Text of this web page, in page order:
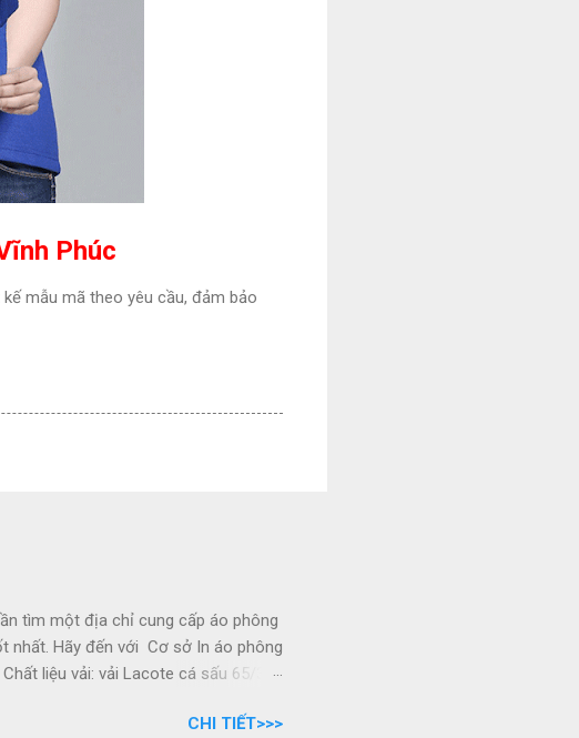
Phúc
mẫu mã theo yêu cầu, đảm bảo
tìm một địa chỉ cung cấp áo phông
nhất. Hãy đến với Cơ sở In áo phông
liệu vải: vải Lacote cá sấu 65/35
có nhiều size lựa chọn - In sắc nét,
CHI TIẾT>>>